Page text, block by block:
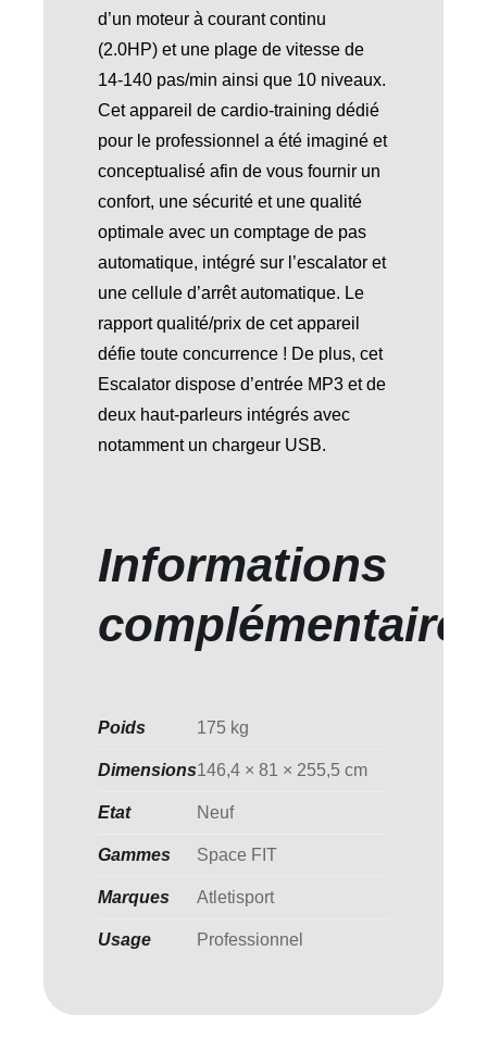
d’un moteur à courant continu
(2.0HP) et une plage de vitesse de
14-140 pas/min ainsi que 10 niveaux.
Cet appareil de cardio-training dédié
pour le professionnel a été imaginé et
conceptualisé afin de vous fournir un
confort, une sécurité et une qualité
optimale avec un comptage de pas
automatique, intégré sur l’escalator et
une cellule d’arrêt automatique. Le
rapport qualité/prix de cet appareil
défie toute concurrence ! De plus, cet
Escalator dispose d’entrée MP3 et de
deux haut-parleurs intégrés avec
notamment un chargeur USB.
Informations
complémentaires
Poids 175 kg
Dimensions146,4 × 81 × 255,5 cm
Etat Neuf
Gammes Space FIT
Marques Atletisport
Usage Professionnel